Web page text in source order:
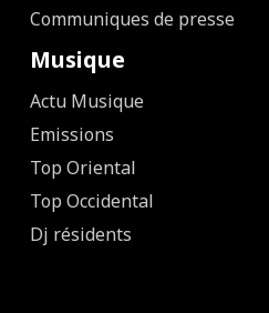
Communiques de presse
Musique
Actu Musique
Emissions
Top Oriental
Top Occidental
Dj résidents